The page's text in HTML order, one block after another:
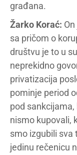
građana.
Žarko Korać:
sa pričom o
društvu je to u
neprekidno
privatizacija
pominje period
pod
nismo kupovali,
smo izgubili sva
jedinu rečenicu